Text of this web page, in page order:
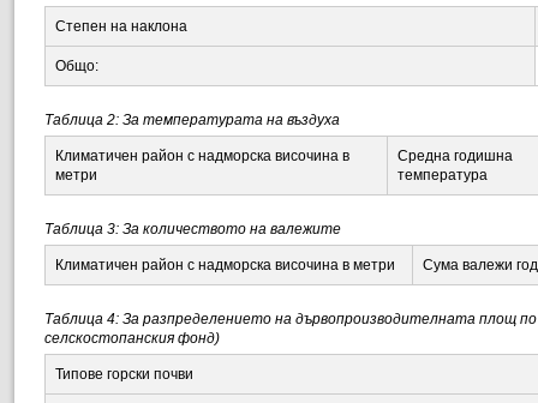
Степен на наклона
Общо:
Таблица 2: За температурата на въздуха
Климатичен район с надморска височина в
метри
Средна годишна
температура
Таблица 3: За количеството на валежите
Климатичен район с надморска височина в метри Сума валежи
Таблица 4: За разпределението на дървопроизводителната площ
селскостопанския фонд)
Типове горски почви